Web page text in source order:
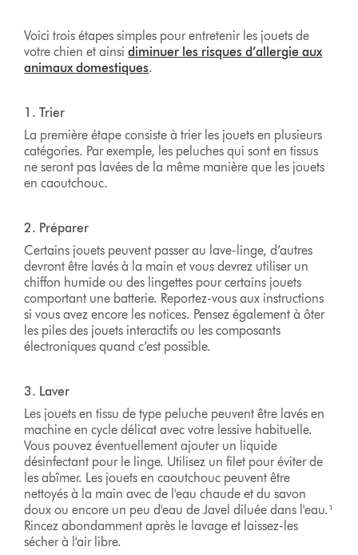
Voici trois étapes simples pour entretenir les jouets de
votre chien et ainsidiminuer les risques d’allergie aux
animaux domestiques.
1. Trier
La première étape consiste à trier les jouets en plusieurs
catégories. Par exemple, les peluches qui sont en tissus
ne seront pas lavées de la même manière que les jouets
en caoutchouc.
2. Préparer
Certains jouets peuvent passer au lave-linge, d’autres
devront être lavés à la main et vous devrez utiliser un
chiffon humide ou des lingettes pour certains jouets
comportant une batterie. Reportez-vous aux instructions
si vous avez encore les notices. Pensez également à ôter
les piles des jouets interactifs ou les composants
électroniques quand c’est possible.
3. Laver
Les jouets en tissu de type peluche peuvent être lavés en
machine en cycle délicat avec votre lessive habituelle.
Vous pouvez éventuellement ajouter un liquide
désinfectant pour le linge. Utilisez un filet pour éviter de
les abîmer. Les jouets en caoutchouc peuvent être
nettoyés à la main avec de l'eau chaude et du savon
doux ou encore un peu d'eau de Javel diluée dans l'eau.¹
Rincez abondamment après le lavage et laissez-les
sécher à l'air libre.